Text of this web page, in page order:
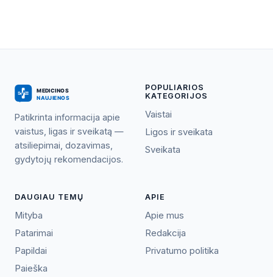
Patikrinta informacija apie
vaistus, ligas ir sveikatą —
atsiliepimai, dozavimas,
gydytojų rekomendacijos.
POPULIARIOS
KATEGORIJOS
Vaistai
Ligos ir sveikata
Sveikata
DAUGIAU TEMŲ
Mityba
Patarimai
Papildai
Paieška
APIE
Apie mus
Redakcija
Privatumo politika